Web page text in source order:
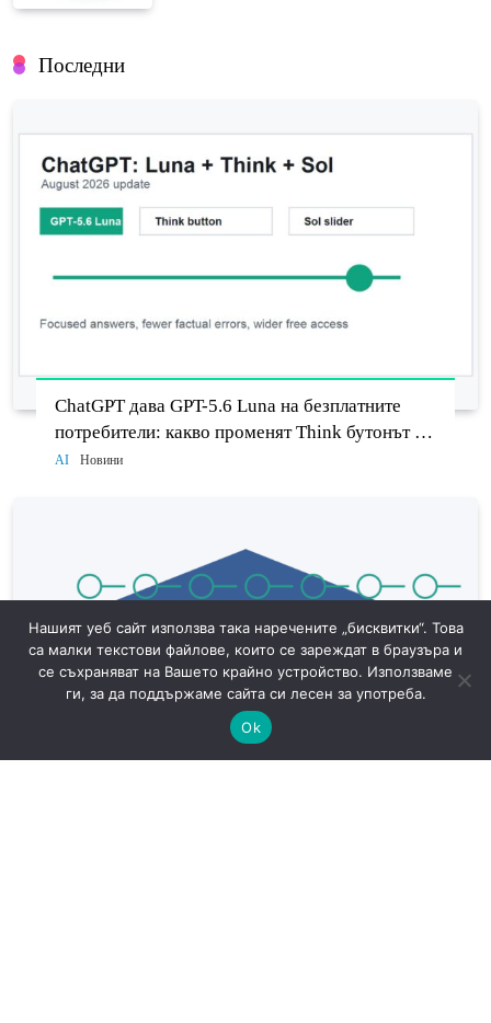
Последни
ChatGPT дава GPT-5.6 Luna на безплатните
потребители: какво променят Think бутонът и
новият Sol
AI Новини
Нашият уеб сайт използва така наречените „бисквитки“. Това
са малки текстови файлове, които се зареждат в браузъра и
се съхраняват на Вашето крайно устройство. Използваме
ги, за да поддържаме сайта си лесен за употреба.
Ok